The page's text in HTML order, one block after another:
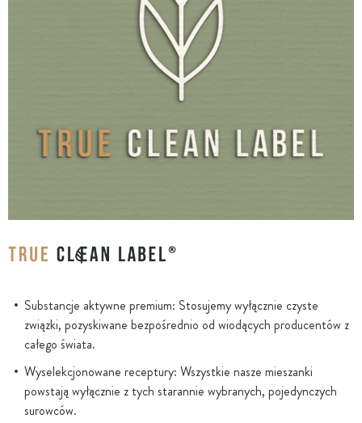
Substancje aktywne premium: Stosujemy wyłącznie czyste
związki, pozyskiwane bezpośrednio od wiodących producentów z
całego świata.
Wyselekcjonowane receptury: Wszystkie nasze mieszanki
powstają wyłącznie z tych starannie wybranych, pojedynczych
surowców.